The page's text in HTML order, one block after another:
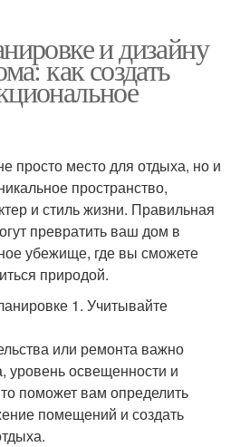
и дизайну
как создать
просто место для отдыха, но и
пространство,
и стиль жизни. Правильная
превратить ваш дом в
убежище, где вы сможете
природой.
1. Учитывайте
или ремонта важно
уровень освещенности и
поможет вам определить
помещений и создать